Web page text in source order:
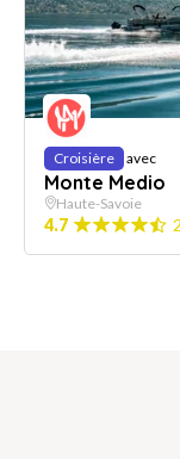
Croisière avec
Monte Medio
Haute-Savoie
4.7